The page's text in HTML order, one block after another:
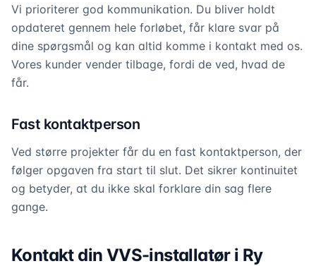
Vi prioriterer god kommunikation. Du bliver holdt
opdateret gennem hele forløbet, får klare svar på
dine spørgsmål og kan altid komme i kontakt med os.
Vores kunder vender tilbage, fordi de ved, hvad de
får.
Fast kontaktperson
Ved større projekter får du en fast kontaktperson, der
følger opgaven fra start til slut. Det sikrer kontinuitet
og betyder, at du ikke skal forklare din sag flere
gange.
Kontakt din VVS-installatør i Ry